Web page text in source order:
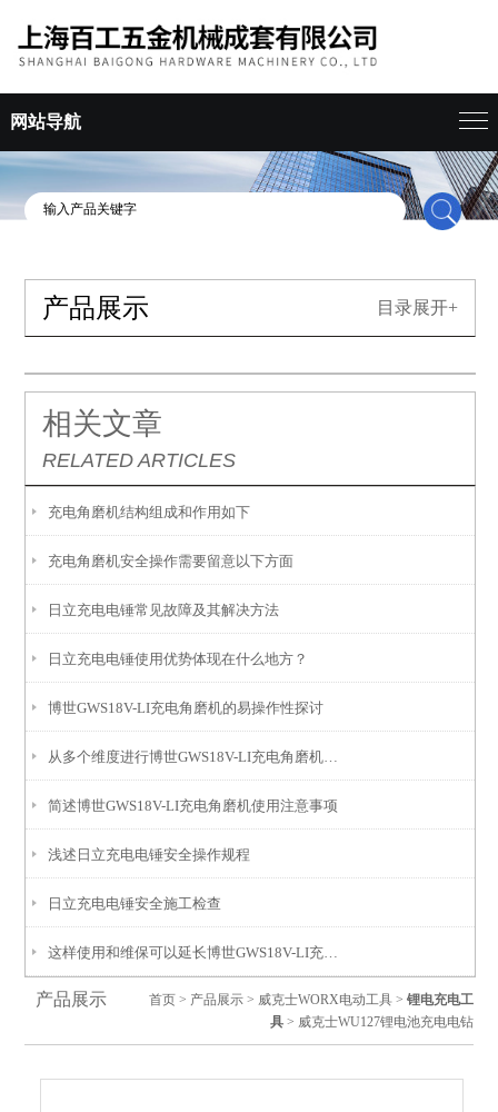
网站导航
产品展示 目录展开+
相关文章
RELATED ARTICLES
充电角磨机结构组成和作用如下
充电角磨机安全操作需要留意以下方面
日立充电电锤常见故障及其解决方法
日立充电电锤使用优势体现在什么地方？
博世GWS18V-LI充电角磨机的易操作性探讨
简述博世GWS18V-LI充电角磨机使用注意事项
浅述日立充电电锤安全操作规程
日立充电电锤安全施工检查
产品展示 首页> 产品展示> 威克士WORX电动工具> 锂电充电工
具> 威克士WU127锂电池充电电钻